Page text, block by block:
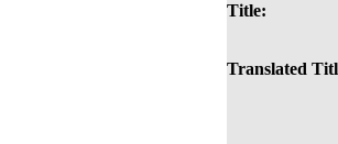
Title:
Translated